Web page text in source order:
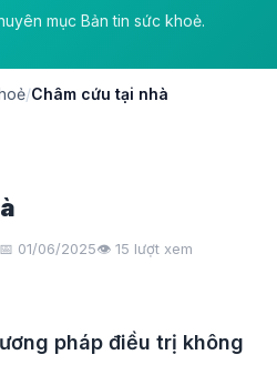
mục Bản tin sức khoẻ.
/Châm cứu tại nhà
📅 01/06/2025👁️ 15 lượt xem
pháp điều trị không